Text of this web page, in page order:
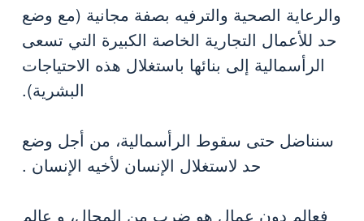
والرعاية الصحية والترفيه بصفة مجانية (مع وضع
حد للأعمال التجارية الخاصة الكبيرة التي تسعى
الرأسمالية إلى بنائها باستغلال هذه الاحتياجات
البشرية).
سنناضل حتى سقوط الرأسمالية، من أجل وضع
حد لاستغلال الإنسان لأخيه الإنسان .
فعالم دون عمال هو ضرب من المحال، و عالم